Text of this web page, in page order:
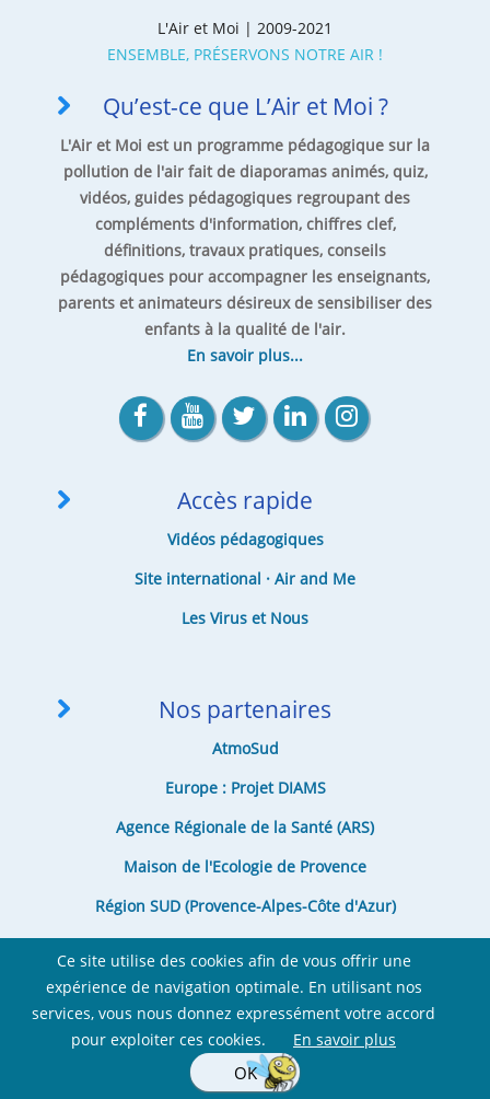
L'Air et Moi | 2009-2021
ENSEMBLE, PRÉSERVONS NOTRE AIR !
Qu’est-ce que L’Air et Moi ?
L'Air et Moi est un programme pédagogique sur la
pollution de l'air fait de diaporamas animés, quiz,
vidéos, guides pédagogiques regroupant des
compléments d'information, chiffres clef,
définitions, travaux pratiques, conseils
pédagogiques pour accompagner les enseignants,
parents et animateurs désireux de sensibiliser des
enfants à la qualité de l'air.
En savoir plus...
Accès rapide
Vidéos pédagogiques
Site international · Air and Me
Les Virus et Nous
Nos partenaires
AtmoSud
Europe : Projet DIAMS
Agence Régionale de la Santé (ARS)
Maison de l'Ecologie de Provence
Région SUD (Provence-Alpes-Côte d'Azur)
Département des Bouches-du-Rhône
Ce site utilise des cookies afin de vous offrir une
expérience de navigation optimale. En utilisant nos
services, vous nous donnez expressément votre accord
pour exploiter ces cookies.
En savoir plus
OK